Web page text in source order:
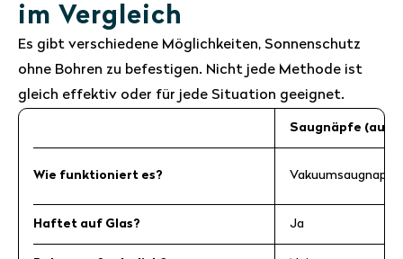
im Vergleich
Es gibt verschiedene Möglichkeiten, Sonnenschutz
ohne Bohren zu befestigen. Nicht jede Methode ist
gleich effektiv oder für jede Situation geeignet.
Saugnäpfe (auf
Wie funktioniert es? Vakuumsaugnapf
Haftet auf Glas? Ja